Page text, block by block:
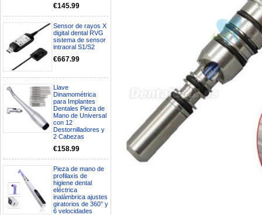
€145.99
Sensor de rayos X
digital dental RVG
sistema de sensor
intraoral S1/S2
€667.99
Llave
Dinamométrica
para Implantes
Dentales Pieza de
Mano de Universal
con 12
Destornilladores y
2 Cabezas
€158.99
Pieza de mano de
profilaxis de
higiene dental
eléctrica
inalámbrica ajustes
giratorios de 360° y
6 velocidades
Boa noite gostaria de saber se
seria possível entrega em
Portugal e quanto tempo no
máximo demoraria pra a morada
av Francisco Sá Carneiro n40
5430-423 Valpacos do seguinte
produto - Motor eléctrico dental
inalámbrico IPR pieza de mano
ortodoncia y pulido 2 en 1.
Rita
29/07/2026